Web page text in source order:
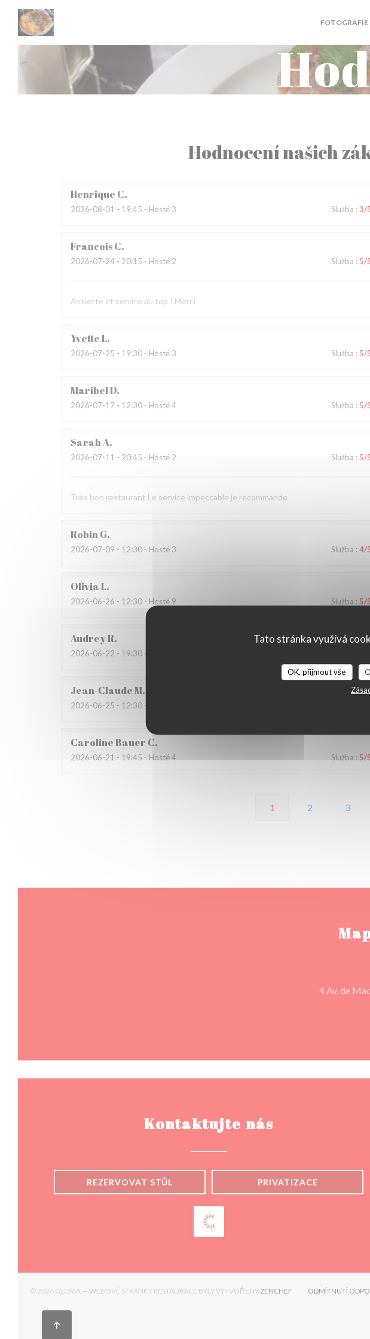
Panel pro správu cookies
Tato stránka využívá
OK, přijmout vše
FOTOGRAFIE
Hodnocení našich
Henrique C
2026-08-01 - 19:45 - Hosté 3 Služba : 3/
FrancoisC
2026-07-24 - 20:15 - Hosté 2 Služba : 5/
Assiette et service au top ! Merci
YvetteL
2026-07-25 - 19:30 - Hosté 3 Služba : 5/
MaribelD
2026-07-17 - 12:30 - Hosté 4 Služba : 5/
SarahA
2026-07-11 - 20:45 - Hosté 2 Služba : 5/
Très bon restaurant Le service impeccable je recommande
RobinG
2026-07-09 - 12:30 - Hosté 3 Služba : 4/
OliviaL
2026-06-26 - 12:30 - Hosté 9 Služba : 5/
AudreyR
2026-06-22 - 19:30 - Hosté 6
Jean-Claude M
2026-06-25 - 12:30 - Hosté 2
Caroline Bauer C
2026-06-21 - 19:45 - Hosté 4 Služba : 5/
1 2 3
4 Av. de
Kontaktujte nás
REZERVOVAT STŮL PRIVATIZACE
© 2026 GLORIA — WEBOVÉ STRÁNKY RESTAURACE BYLY VYTVOŘENYZENCHEF ((OTEVŘE SE V
ODMÍTNUTÍ